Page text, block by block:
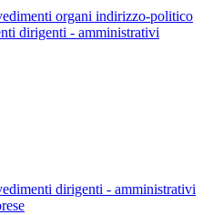
organi indirizzo-politico
dirigenti - amministrativi
dirigenti - amministrativi